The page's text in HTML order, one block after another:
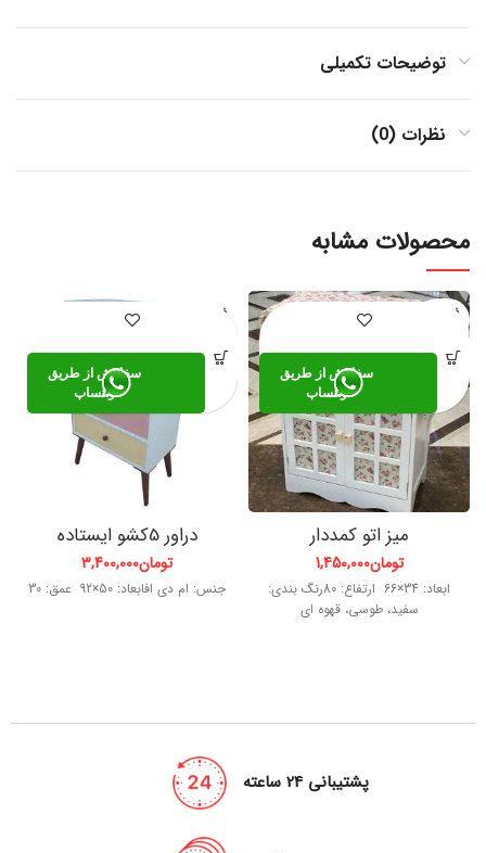
توضیحات تکمیلی
نظرات (0)
محصولات مشابه
فروخته
میز اتو کمددار
تومان1,450,000
ابعاد: 34×66 ارتفاع: 80رنگ بندی:
سفید، طوسی، قهوه ای
سفارش از طریق
واتساپ
فروخته
دراور 5کشو ایستاده
تومان3,400,000
جنس: ام دی افابعاد: 50×92 عمق: 30
سفارش از طریق
واتساپ
پشتیبانی 24 ساعته